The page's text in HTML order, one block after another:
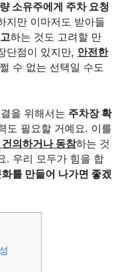
소유주에게 주차 요청
지만 이마저도 받아들
하는 것도 고려할 만
단점이 있지만, 안전한
수 없는 선택일 수도
을 위해서는 주차장 확
도 필요할 거예요. 이를
의하거나 동참하는 것
. 우리 모두가 힘을 합
를 만들어 나가면 좋겠